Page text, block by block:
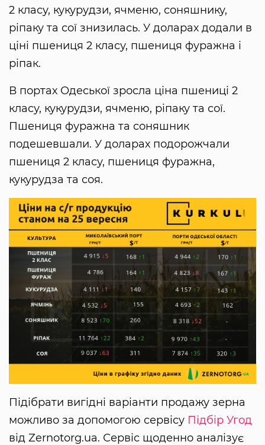
2 класу, кукурудзи, ячменю, соняшнику,
ріпаку та сої знизилась. У доларах додали в
ціні пшениця 2 класу, пшениця фуражна і
ріпак.
В портах Одеської зросла ціна пшениці 2
класу, кукурудзи, ячменю, ріпаку та сої.
Пшениця фуражна та соняшник
подешевшали. У доларах подорожчали
пшениця 2 класу, пшениця фуражна,
кукурудза та соя.
Підібрати вигідні варіанти продажу зерна
можливо за допомогою сервісу Підбір Угод
від Zernotorg.ua. Сервіс щоденно аналізує